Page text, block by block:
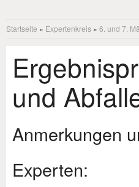
Startseite » Expertenkreis » 6. und 7.
und
Anmerkungen
Experten: